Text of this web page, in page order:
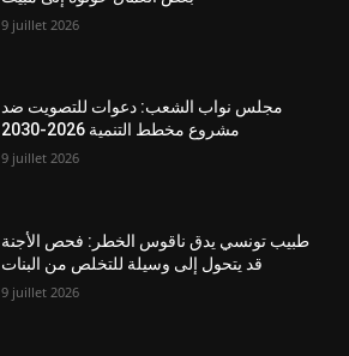
9 juillet 2026
مجلس نواب الشعب: دعوات للتصويت ضد
مشروع مخطط التنمية 2026-2030
9 juillet 2026
طبيب تونسي يدق ناقوس الخطر: فحص الأجنة
قد يتحول إلى وسيلة للتخلص من البنات
9 juillet 2026